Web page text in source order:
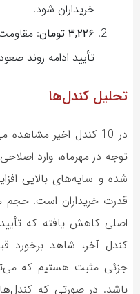
خریداران شود.
۳,۲۲۶ تومان
:
تأیید ادامه روند
تحلیل کندل‌ها
در 10 کندل اخیر
توجه در مهرماه، وارد
شده و سایه‌های بالایی
قدرت خریداران است. حجم
اصلی کاهش یافته که
کندل آخر، شاهد برخورد
جزئی مثبت هستیم که
باشد. در صورتی که